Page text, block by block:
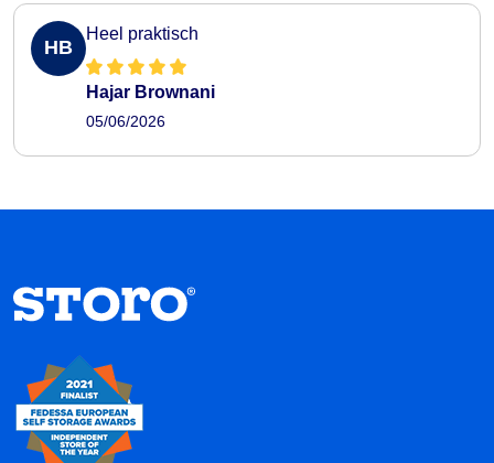
HB
Heel praktisch
Hajar Brownani
05/06/2026